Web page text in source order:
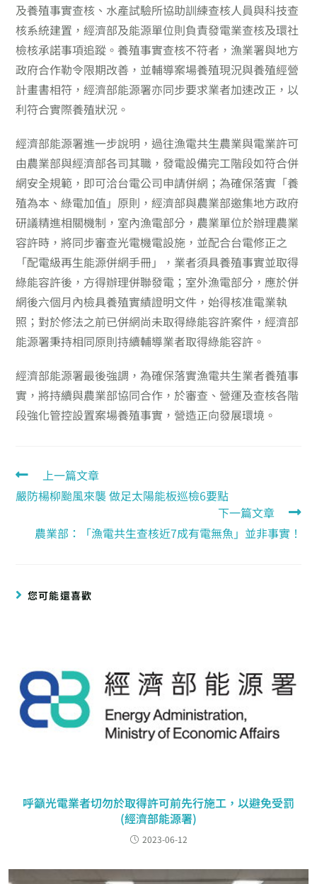
及養殖事實查核、水產試驗所協助訓練查核人員與科技查
核系統建置，經濟部及能源單位則負責發電業查核及環社
檢核承諾事項追蹤。養殖事實查核不符者，漁業署與地方
政府合作勒令限期改善，並輔導案場養殖現況與養殖經營
計畫書相符，經濟部能源署亦同步要求業者加速改正，以
利符合實際養殖狀況。
經濟部能源署進一步說明，過往漁電共生農業與電業許可
由農業部與經濟部各司其職，發電設備完工階段如符合併
網安全規範，即可洽台電公司申請併網；為確保落實「養
殖為本、綠電加值」原則，經濟部與農業部邀集地方政府
研議精進相關機制，室內漁電部分，農業單位於辦理農業
容許時，將同步審查光電機電設施，並配合台電修正之
「配電級再生能源併網手冊」，業者須具養殖事實並取得
綠能容許後，方得辦理併聯發電；室外漁電部分，應於併
網後六個月內檢具養殖實績證明文件，始得核准電業執
照；對於修法之前已併網尚未取得綠能容許案件，經濟部
能源署秉持相同原則持續輔導業者取得綠能容許。
經濟部能源署最後強調，為確保落實漁電共生業者養殖事
實，將持續與農業部協同合作，於審查、營運及查核各階
段強化管控設置案場養殖事實，營造正向發展環境。
上一篇文章
嚴防楊柳颱風來襲 做足太陽能板巡檢6要點
下一篇文章
農業部：「漁電共生查核近7成有電無魚」並非事實！
您可能還喜歡
呼籲光電業者切勿於取得許可前先行施工，以避免受罰
(經濟部能源署)
2023-06-12